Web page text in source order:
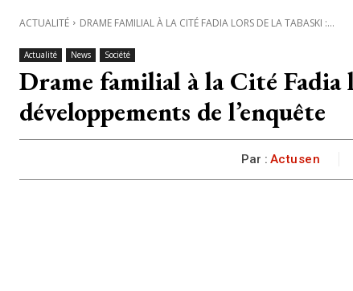
ACTUALITÉ DRAME FAMILIAL À LA CITÉ FADIA LORS DE LA TABASKI :...
Actualité News Société
Drame familial à la Cité Fadia
développements de l’enquête
Par : Actusen